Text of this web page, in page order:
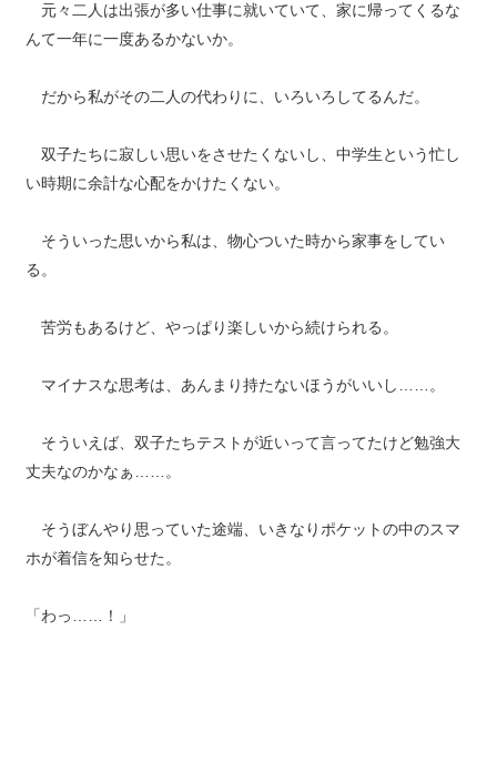
元々二人は出張が多い仕事に就いていて、家に帰ってくるな
んて一年に一度あるかないか。
だから私がその二人の代わりに、いろいろしてるんだ。
双子たちに寂しい思いをさせたくないし、中学生という忙し
い時期に余計な心配をかけたくない。
そういった思いから私は、物心ついた時から家事をしてい
る。
苦労もあるけど、やっぱり楽しいから続けられる。
マイナスな思考は、あんまり持たないほうがいいし……。
そういえば、双子たちテストが近いって言ってたけど勉強大
丈夫なのかなぁ……。
そうぼんやり思っていた途端、いきなりポケットの中のスマ
ホが着信を知らせた。
「わっ……！」